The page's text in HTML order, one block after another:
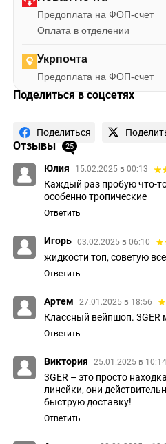
Предоплата на ФОП-счет
Оплата в отделении
Укрпочта
Предоплата на ФОП-счет
Поделиться в соцсетях
Поделиться
Отзывы 25
Юлия 15.02.2025 в 00:13
Каждый раз пробую что-
особенно тропические
Ответить
Игорь 03.02.2025 в 06:10
жидкости топ, советую
Ответить
Артем 27.01.2025 в 18:56
Классный вейпшоп. 3GER
Ответить
Виктория 25.01.2025 в 10:14
3GER – это просто
линейки, они
быструю доставку!
Ответить